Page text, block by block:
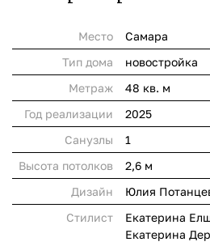
Место
Самара
Тип дома
новостройка
Метраж
48 кв. м
Год реализации
2025
Cанузлы
1
Высота потолков
2,6 м
Дизайн
Юлия
Стилист
Екатерина
Екатерина